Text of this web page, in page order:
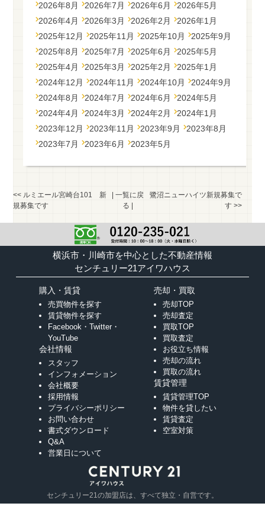
2026年8月 2026年7月 2026年6月
2026年5月
2026年4月
2026年3月 2026年2月
2026年1月
2025年12月
2025年11月 2025年10月
2025年9月
2025年8月
2025年7月 2025年6月
2025年5月
2025年4月
2025年3月 2025年2月
2025年1月
2024年12月
2024年11月 2024年10月
2024年9月
2024年8月
2024年7月 2024年6月
2024年5月
2024年4月
2024年3月 2024年2月
2024年1月
2023年12月
2023年11月 2023年9月
2023年8月
2023年7月
2023年6月 2023年5月
<< ルミエール宮崎台101 新
規募集です
一覧に戻
る
鷺沼ニューハイツ新規募集で
す>>
横浜市・川崎市を中心とした不動産情報
センチュリー21アイワハウス
購入・賃貸
売買物件を探す
賃貸物件を探す
Facebook・Twitter・
YouTube
会社情報
スタッフ
インフォメーション
会社概要
採用情報
プライバシーポリシー
お問い合わせ
書式ダウンロード
Q&A
営業日について
売却・買取
売却TOP
売却査定
買取TOP
買取査定
お役立ち情報
売却の流れ
買取の流れ
賃貸管理
賃貸管理TOP
物件を貸したい
賃貸査定
空室対策
センチュリー21の加盟店は、すべて独立・自営です。